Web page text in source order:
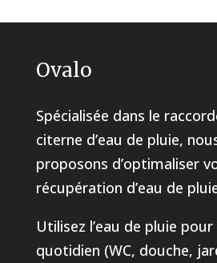
Ovalo
Spécialisée dans le
citerne d’eau de pluie,
proposons d’optimaliser
récupération d’eau de
Utilisez l’eau de pluie
quotidien (WC, douche,